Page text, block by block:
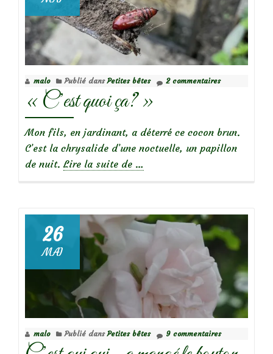
malo Publié dansPetites bêtes 2 commentaires
« C’est quoi ça? »
Mon fils, en jardinant, a déterré ce cocon brun.
C’est la chrysalide d’une noctuelle, un papillon
de nuit. Lire la suite de
ça? »
…
26
MAI
malo Publié dansPetites bêtes 9 commentaires